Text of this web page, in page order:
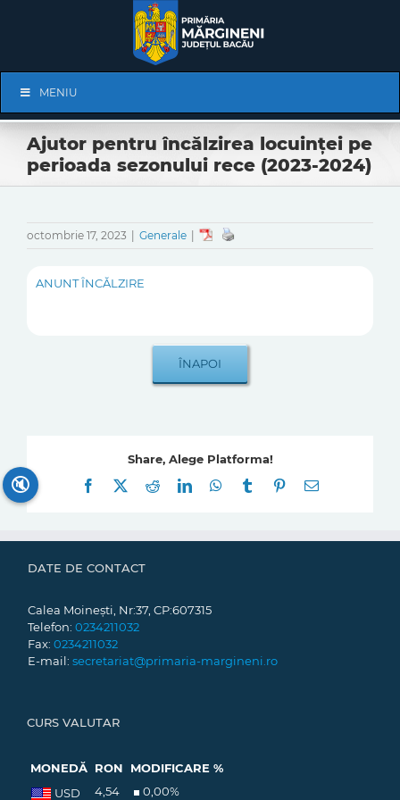
Navigation
MENIU
Ajutor pentru încălzirea locuinței pe
perioada sezonului rece (2023-2024)
octombrie 17, 2023 Generale
ANUNT ÎNCĂLZIRE
Share, Alege Platforma!
Facebook
RedditLinkedInWhatsApp
Tumblr Pinterest
E-
DATE DE CONTACT
Calea Moinești, Nr:37, CP:607315
Telefon: 0234211032
Fax: 0234211032
E-mail: secretariat@primaria-margineni.ro
CURS VALUTAR
MONEDĂ RON
MODIFICARE %
USD
4,54 0,00%
🔇